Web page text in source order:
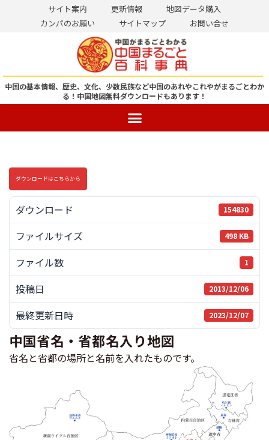
ン
ツ
ス
ッ
プ
サイト案内 更新情報
地図データ購入
カンパのお願い
サイトマップ お問い合せ
中国の基本情報、歴史、文化、少数民族など中国のあれやこれやがまるごとわか
る！ 中国地図無料ダウンロードもあります！
ダウンロードはこちらから
ダウンロード 154830
ファイルサイズ 498 KB
ファイル数 1
投稿日 2013/12/06
最終更新日時 2023/12/07
中国省名・省都名入り地図
省名と省都の場所と名前を入れたものです。